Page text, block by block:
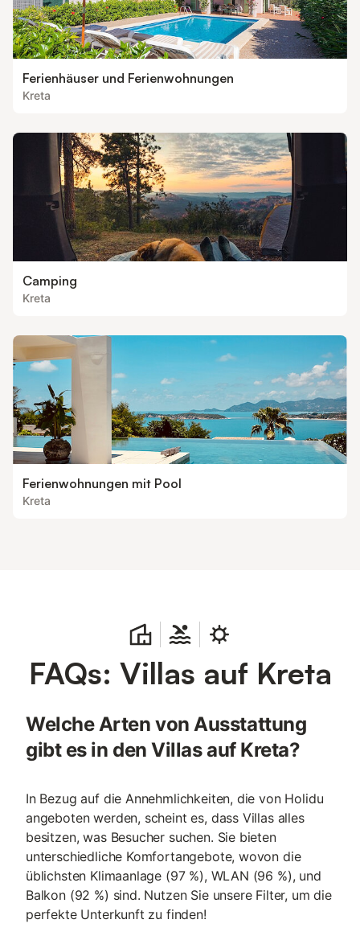
Ferienhäuser und Ferienwohnungen
Kreta
Camping
Kreta
Ferienwohnungen mit Pool
Kreta
FAQs: Villas auf Kreta
Welche Arten von Ausstattung
gibt es in den Villas auf Kreta?
In Bezug auf die Annehmlichkeiten, die von Holidu
angeboten werden, scheint es, dass Villas alles
besitzen, was Besucher suchen. Sie bieten
unterschiedliche Komfortangebote, wovon die
üblichsten Klimaanlage (97 %), WLAN (96 %), und
Balkon (92 %) sind. Nutzen Sie unsere Filter, um die
perfekte Unterkunft zu finden!